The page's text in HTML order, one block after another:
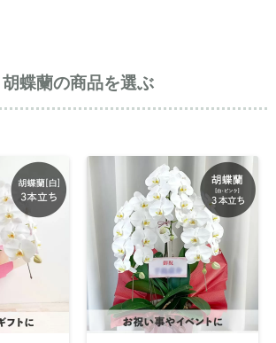
胡蝶蘭の商品を選ぶ